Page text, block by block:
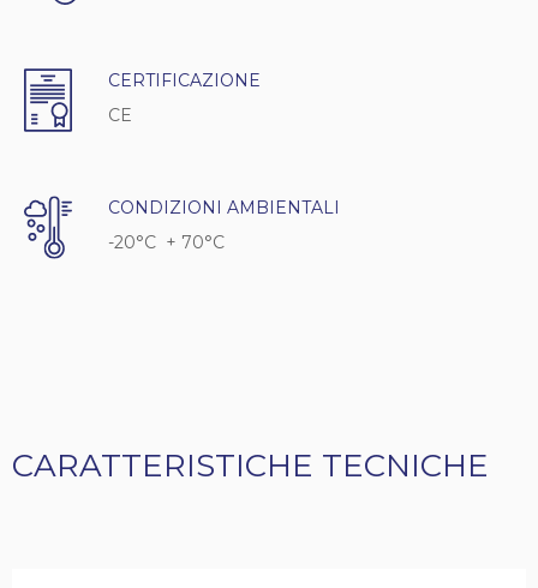
CERTIFICAZIONE
CE
CONDIZIONI AMBIENTALI
-20°C + 70°C
CARATTERISTICHE TECNICHE